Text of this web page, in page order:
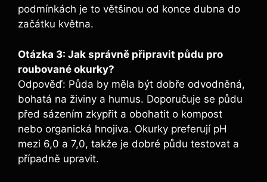
podmínkách je to většinou od⁤ konce​ dubna do
⁢začátku května.
Otázka ‌3: Jak​ správně připravit půdu pro
⁢roubované okurky?
Odpověď: Půda by měla být dobře odvodněná,
bohatá ‌na živiny a humus. Doporučuje se půdu
před sázením zkypřit a obohatit​ o kompost
nebo ⁢organická hnojiva.​ Okurky preferují pH
mezi 6,0 a 7,0, takže je ​dobré půdu‍ testovat a
případně upravit.